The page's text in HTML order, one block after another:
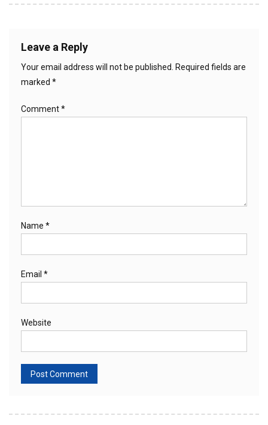
Leave a Reply
Your email address will not be published.
Required fields are
marked *
Comment*
Name *
Email *
Website